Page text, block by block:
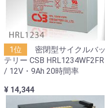
1位
密閉型サイクルバッ
テリー CSB HRL1234WF2FR
/ 12V・9Ah 20時間率
¥ 14,344